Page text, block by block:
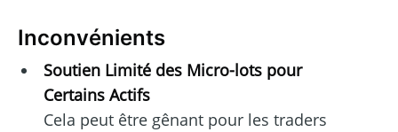
Inconvénients
Soutien Limité des Micro-lots pour
Certains Actifs
Cela peut être gênant pour les traders